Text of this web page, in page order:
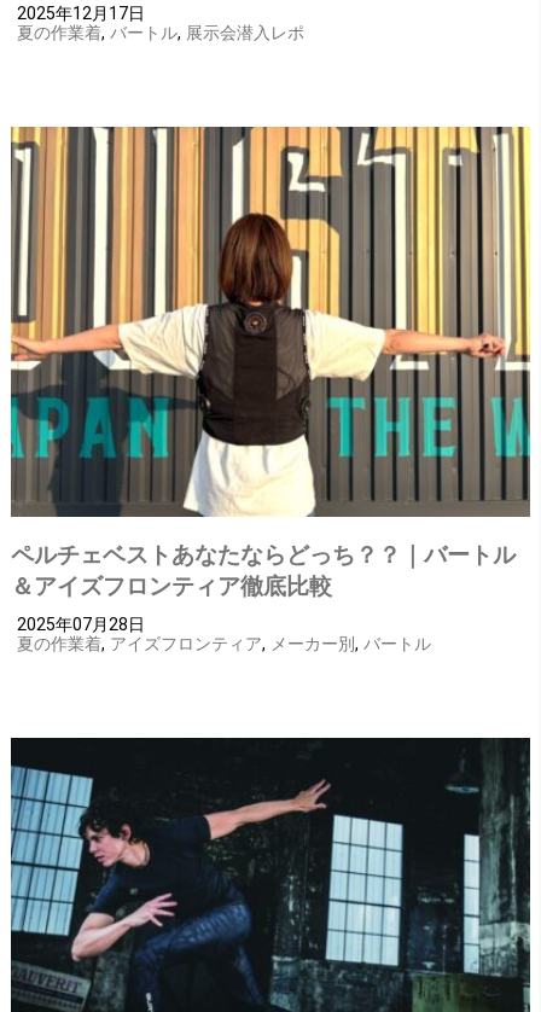
2025年12月17日
夏の作業着, バートル, 展示会潜入レポ
ペルチェベストあなたならどっち？？｜バートル
＆アイズフロンティア徹底比較
2025年07月28日
夏の作業着, アイズフロンティア, メーカー別, バートル